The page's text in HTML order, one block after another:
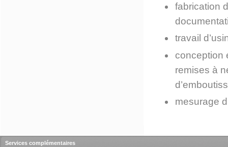
fabrication
travail
conception
remises à
mesurage
Services complémentaires